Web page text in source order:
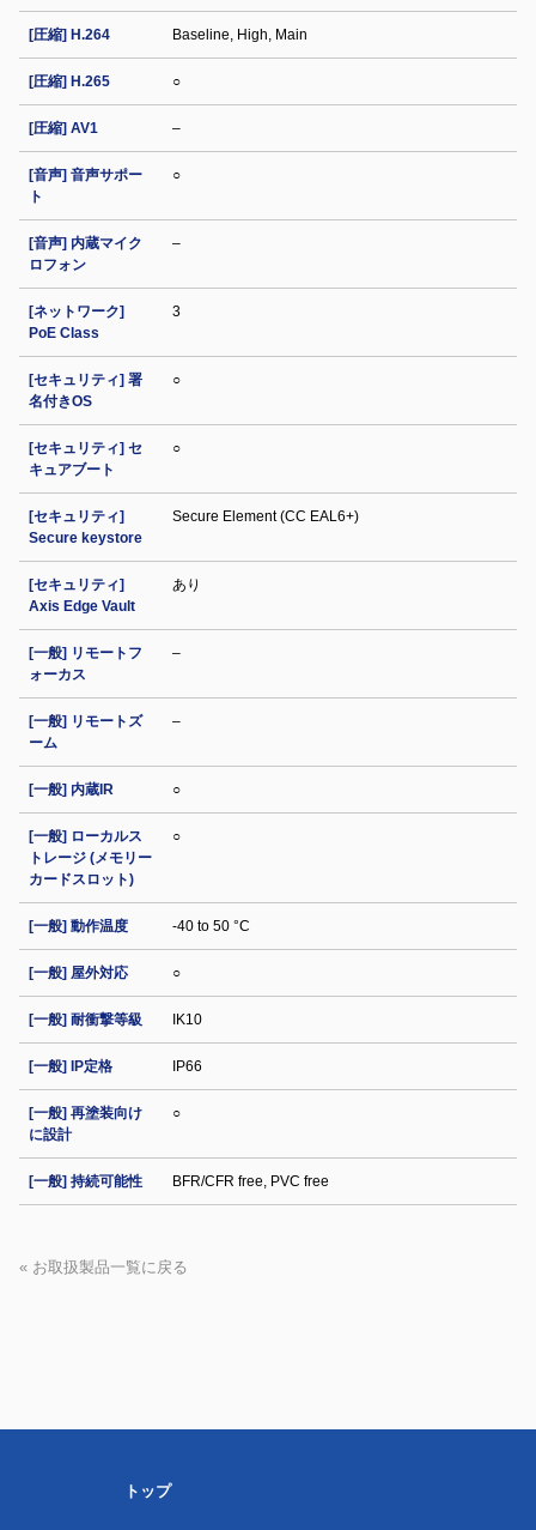
[圧縮] H.264 Baseline, High, Main
[圧縮] H.265 ○
[圧縮] AV1 –
[音声] 音声サポー
ト
○
[音声] 内蔵マイク
ロフォン
–
[ネットワーク]
PoE Class
3
[セキュリティ] 署
名付きOS
○
[セキュリティ] セ
キュアブート
○
[セキュリティ]
Secure keystore
Secure Element (CC EAL6+)
[セキュリティ]
Axis Edge Vault
あり
[一般] リモートフ
ォーカス
–
[一般] リモートズ
ーム
–
[一般] 内蔵IR ○
[一般] ローカルス
トレージ (メモリー
カードスロット)
○
[一般] 動作温度 -40 to 50 °C
[一般] 屋外対応 ○
[一般] 耐衝撃等級 IK10
[一般] IP定格 IP66
[一般] 再塗装向け
に設計
○
[一般] 持続可能性 BFR/CFR free, PVC free
« お取扱製品一覧に戻る
トップ